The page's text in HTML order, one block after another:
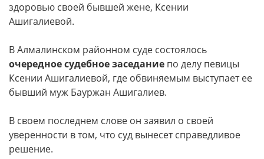
здоровью своей бывшей жене, Ксении
Ашигалиевой.
В Алмалинском районном суде состоялось
очередное судебное заседание по делу певицы
Ксении Ашигалиевой, где обвиняемым выступает ее
бывший муж Бауржан Ашигалиев.
В своем последнем слове он заявил о своей
уверенности в том, что суд вынесет справедливое
решение.